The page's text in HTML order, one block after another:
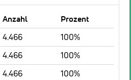
Anzahl
Prozent
4.466
100%
4.466
100%
4.466
100%